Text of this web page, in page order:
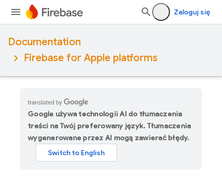
Zaloguj się
Documentation
Firebase for Apple platforms
Google używa technologii AI do tłumaczenia
treści na Twój preferowany język. Tłumaczenia
wygenerowane przez AI mogą zawierać błędy.